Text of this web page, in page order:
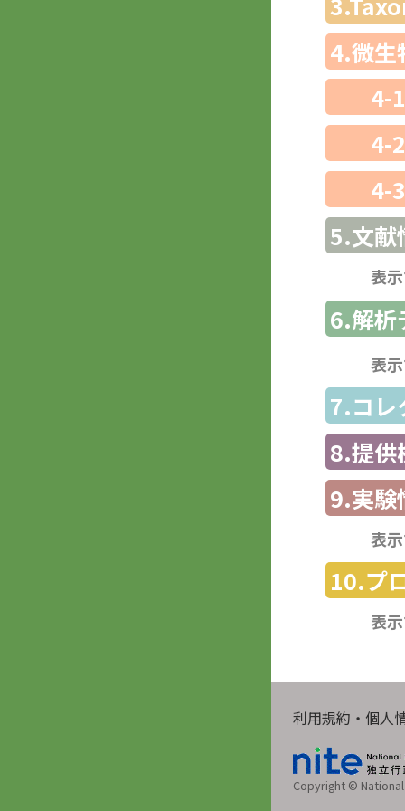
4.微生
4-
4-
4-
5.文献
表
6.解析
表
7.コレ
8.提供
9.実験
表
10.プ
表
利用規約・個人
Copyright ©